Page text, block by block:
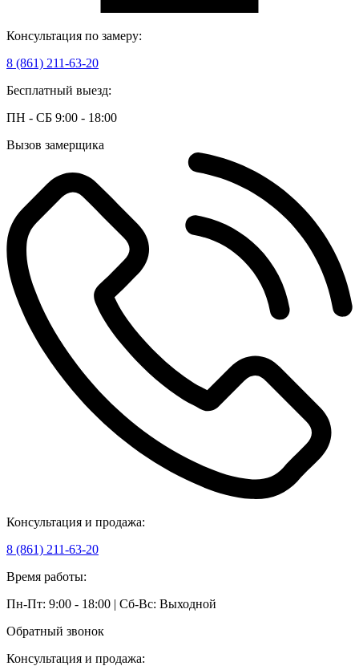
Консультация по замеру:
8 (861) 211-63-20
Бесплатный выезд:
ПН - СБ 9:00 - 18:00
Вызов замерщика
Консультация и продажа:
8 (861) 211-63-20
Время работы:
Пн-Пт: 9:00 - 18:00 | Сб-Вс: Выходной
Обратный звонок
Консультация и продажа: